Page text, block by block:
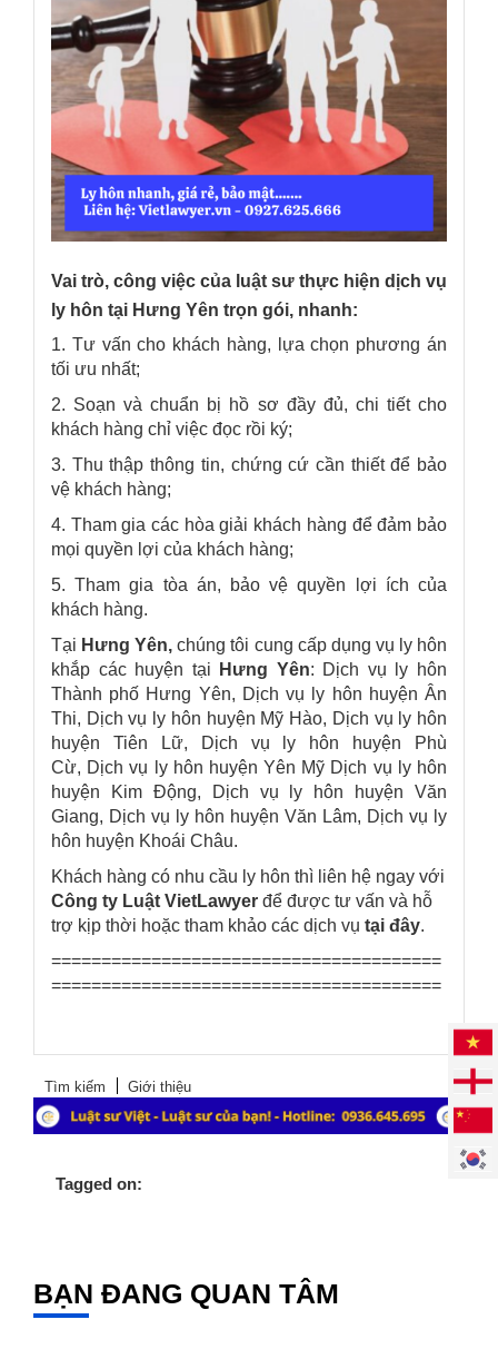
Vai trò, công việc của luật sư thực hiện dịch vụ
ly hôn tại Hưng Yên trọn gói, nhanh:
1. Tư vấn cho khách hàng, lựa chọn phương án
tối ưu nhất;
2. Soạn và chuẩn bị hồ sơ đầy đủ, chi tiết cho
khách hàng chỉ việc đọc rồi ký;
3. Thu thập thông tin, chứng cứ cần thiết để bảo
vệ khách hàng;
4. Tham gia các hòa giải khách hàng để đảm bảo
mọi quyền lợi của khách hàng;
5. Tham gia tòa án, bảo vệ quyền lợi ích của
khách hàng.
Tại Hưng Yên, chúng tôi cung cấp dụng vụ ly hôn
khắp các huyện tại
Hưng Yên: Dịch vụ ly hôn
Thành phố Hưng Yên, Dịch vụ ly hôn huyện Ân
Thi, Dịch vụ ly hôn huyện Mỹ Hào, Dịch vụ ly hôn
huyện Tiên Lữ, Dịch vụ ly hôn huyện Phù
Cừ, Dịch vụ ly hôn huyện Yên Mỹ Dịch vụ ly hôn
huyện Kim Động, Dịch vụ ly hôn huyện Văn
Giang, Dịch vụ ly hôn huyện Văn Lâm, Dịch vụ ly
hôn huyện Khoái Châu.
Khách hàng có nhu cầu ly hôn thì liên hệ ngay với
Công ty Luật VietLawyer để được tư vấn và hỗ
trợ kịp thời hoặc tham khảo các dịch vụ tại đây.
=======================================
=======================================
Tìm kiếm Giới thiệu
Tagged on:
BẠN ĐANG QUAN TÂM